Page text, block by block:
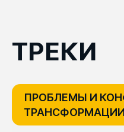
ТРЕКИ
ПРОБЛЕМЫ И
ТРАНСФОРМАЦИИ